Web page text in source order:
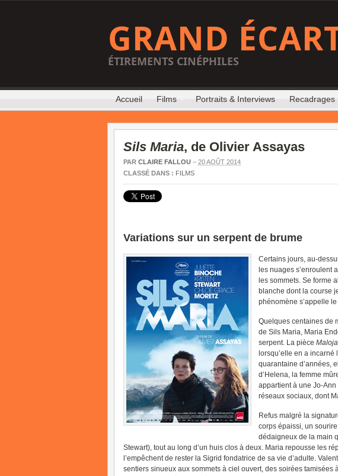
GRAND
ÉTIREMENTS CINÉPHILES
Accueil Films Portraits & Interviews Recadrages
Sils Maria, de Olivier Assayas
PAR CLAIRE FALLOU – 20 AOÛT 2014
CLASSÉ DANS : FILMS
Variations sur un serpent de brume
Certains jours, au-
les nuages s’enroulent
les sommets. Se forme
blanche dont la course
phénomène s’appelle
Quelques centaines de
de Sils Maria, Maria
serpent. La pièce
lorsqu’elle en a
quarantaine d’années,
d’Helena, la femme
appartient à une Jo-
réseaux sociaux, dont
Refus malgré la
corps épaissi, un
dédaigneux de la main
Stewart), tout au long d’un huis clos à deux. Maria repousse les
l’empêchent de rester la Sigrid fondatrice de sa vie d’adulte.
sentiers sinueux aux sommets à ciel ouvert, des soirées tamisées